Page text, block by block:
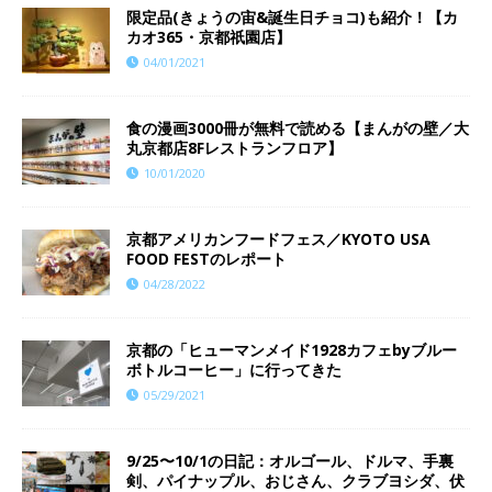
限定品(きょうの宙&誕生日チョコ)も紹介！【カ
カオ365・京都祇園店】
04/01/2021
食の漫画3000冊が無料で読める【まんがの壁／大
丸京都店8Fレストランフロア】
10/01/2020
京都アメリカンフードフェス／KYOTO USA
FOOD FESTのレポート
04/28/2022
京都の「ヒューマンメイド1928カフェbyブルー
ボトルコーヒー」に行ってきた
05/29/2021
9/25〜10/1の日記：オルゴール、ドルマ、手裏
剣、パイナップル、おじさん、クラブヨシダ、伏